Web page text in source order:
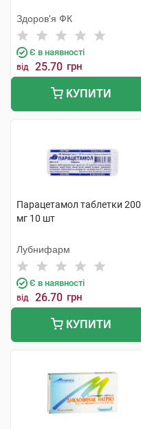
Здоров'я ФК
Є в наявності
від 25.70 грн
КУПИТИ
Парацетамол таблетки 200
мг 10 шт
Лубнифарм
Є в наявності
від 26.70 грн
КУПИТИ